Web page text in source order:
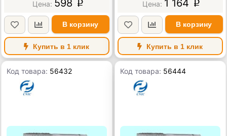
598 p
В корзину
Купить в 1 клик
1 164 p
В корзину
Купить в 1 клик
Код товара: 56432 Код товара: 56444